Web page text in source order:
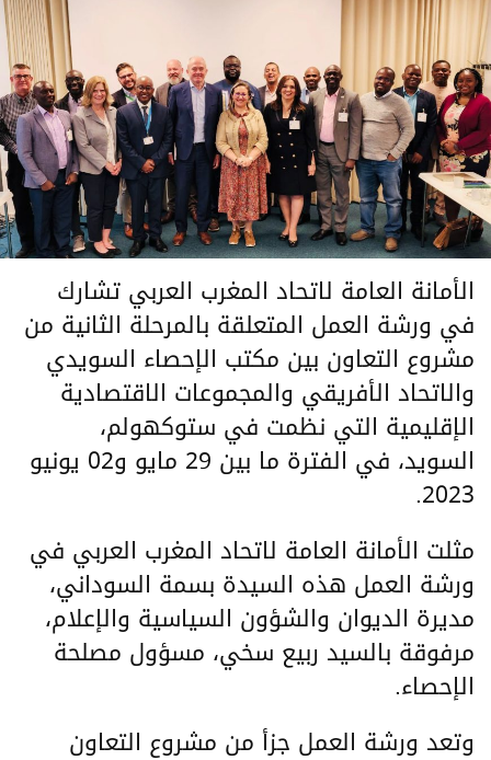
الأمانة العامة لاتحاد المغرب العربي تشارك
في ورشة العمل المتعلقة بالمرحلة الثانية من
مشروع التعاون بين مكتب الإحصاء السويدي
والاتحاد الأفريقي والمجموعات الاقتصادية
الإقليمية التي نظمت في ستوكهولم،
السويد، في الفترة ما بين 29 مايو و02 يونيو
2023.
مثلت الأمانة العامة لاتحاد المغرب العربي في
ورشة العمل هذه السيدة بسمة السوداني،
مديرة الديوان والشؤون السياسية والإعلام،
مرفوقة بالسيد ربيع سخي، مسؤول مصلحة
الإحصاء.
وتعد ورشة العمل جزأ من مشروع التعاون